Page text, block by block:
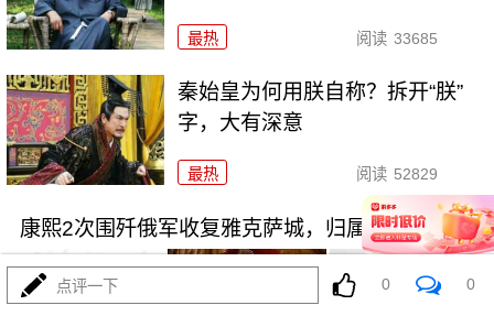
最热 阅读 33685
秦始皇为何用朕自称？拆开“朕”
字，大有深意
最热 阅读 52829
康熙2次围歼俄军收复雅克萨城，归属了俄罗斯
点评一下 0 0